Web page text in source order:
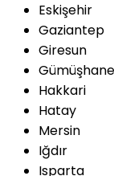
Eskişehir
Gaziantep
Giresun
Gümüşhane
Hakkari
Hatay
Mersin
Iğdır
Isparta